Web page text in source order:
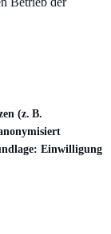
(z. B.
Einwilligung